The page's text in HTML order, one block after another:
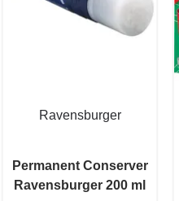
Ravensburger
Permanent Conserver
Ravensburger 200 ml